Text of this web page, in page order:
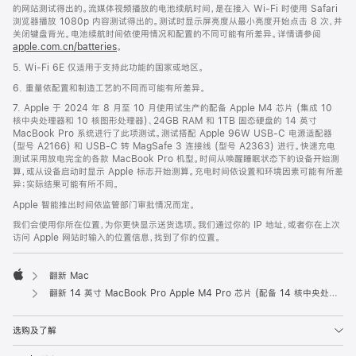
的网站测试得出的。流媒体视频播放的电池续航时间，是在接入 Wi-Fi 时使用 Safari
浏览器播放 1080p 内容测试得出的。测试时显示屏亮度从最小亮度开始点击 8 次，并
关闭键盘背光。电池续航时间依使用情况和配置的不同可能有所差异。详情请参阅
apple.com.cn/batteries。
5. Wi-Fi 6E 仅适用于支持此功能的国家或地区。
6. 重量依配置和制造工艺的不同而可能有所差异。
7. Apple 于 2024 年 8 月至 10 月使用试生产的配备 Apple M4 芯片 (集成 10
核中央处理器和 10 核图形处理器)、24GB RAM 和 1TB 固态硬盘的 14 英寸
MacBook Pro 系统进行了此项测试。测试搭配 Apple 96W USB-C 电源适配器
(型号 A2166) 和 USB-C 转 MagSafe 3 连接线 (型号 A2363) 进行。快速充电
测试采用放电完全的各款 MacBook Pro 机型。时间从唤醒睡眠状态下的设备开始测
算，或从设备启动时显示 Apple 标志开始测算。充电时间依设置和环境因素可能有所差
异；实际结果可能有所不同。
Apple 智能推出时间依监管部门审批情况而定。
我们会使用你所在位置，为你更快显示送货选项。我们通过你的 IP 地址，或者你在上次
访问 Apple 网站时输入的位置信息，找到了你的位置。
Apple
翻新 Mac
翻新 14 英寸 MacBook Pro Apple M4 Pro 芯片 (配备 14 核中央处理器和 20 核图形处理器) 和纳米纹理显示屏 - 深空黑色
选购及了解